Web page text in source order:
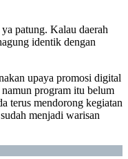
patung. Kalau daerah
identik dengan
upaya promosi digital
program itu belum
terus mendorong kegiatan
menjadi warisan